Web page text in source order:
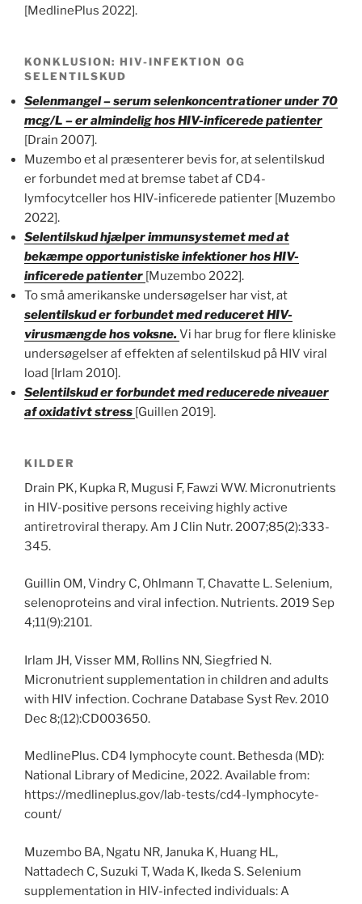
[MedlinePlus 2022].
KONKLUSION: HIV-INFEKTION OG
SELENTILSKUD
Selenmangel – serum selenkoncentrationer under 70
mcg/L – er almindelig hos HIV-inficerede patienter
[Drain 2007].
Muzembo et al præsenterer bevis for, at selentilskud
er forbundet med at bremse tabet af CD4-
lymfocytceller hos HIV-inficerede patienter [Muzembo
2022].
Selentilskud hjælper immunsystemet med at
bekæmpe opportunistiske infektioner hos HIV-
inficerede patienter [Muzembo 2022].
To små amerikanske undersøgelser har vist, at
selentilskud er forbundet med reduceret HIV-
virusmængde hos voksne. Vi har brug for flere kliniske
undersøgelser af effekten af selentilskud på HIV viral
load [Irlam 2010].
Selentilskud er forbundet med reducerede niveauer
af oxidativt stress [Guillen 2019].
KILDER
Drain PK, Kupka R, Mugusi F, Fawzi WW. Micronutrients
in HIV-positive persons receiving highly active
antiretroviral therapy. Am J Clin Nutr. 2007;85(2):333-
345.
Guillin OM, Vindry C, Ohlmann T, Chavatte L. Selenium,
selenoproteins and viral infection. Nutrients. 2019 Sep
4;11(9):2101.
Irlam JH, Visser MM, Rollins NN, Siegfried N.
Micronutrient supplementation in children and adults
with HIV infection. Cochrane Database Syst Rev. 2010
Dec 8;(12):CD003650.
MedlinePlus. CD4 lymphocyte count. Bethesda (MD):
National Library of Medicine, 2022. Available from:
https://medlineplus.gov/lab-tests/cd4-lymphocyte-
count/
Muzembo BA, Ngatu NR, Januka K, Huang HL,
Nattadech C, Suzuki T, Wada K, Ikeda S. Selenium
supplementation in HIV-infected individuals: A